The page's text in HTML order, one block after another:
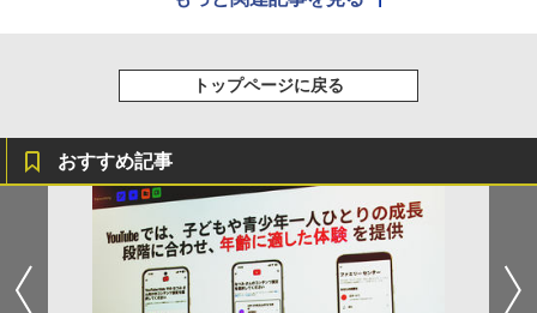
トップページに戻る
おすすめ記事